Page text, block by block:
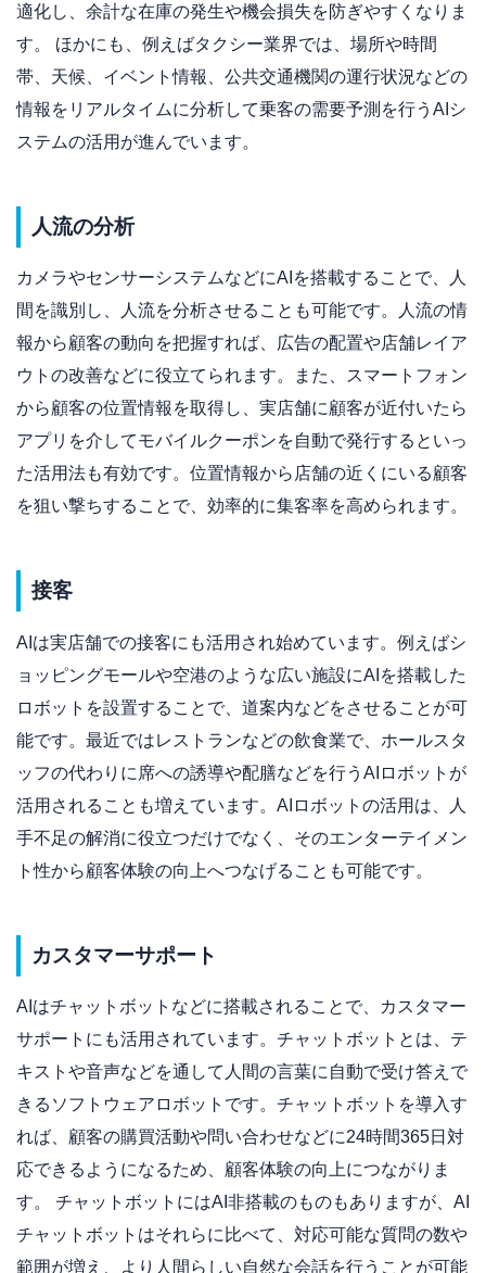
適化し、余計な在庫の発生や機会損失を防ぎやすくなりま
す。 ほかにも、例えばタクシー業界では、場所や時間
帯、天候、イベント情報、公共交通機関の運行状況などの
情報をリアルタイムに分析して乗客の需要予測を行うAIシ
ステムの活用が進んでいます。
人流の分析
カメラやセンサーシステムなどにAIを搭載することで、人
間を識別し、人流を分析させることも可能です。人流の情
報から顧客の動向を把握すれば、広告の配置や店舗レイア
ウトの改善などに役立てられます。また、スマートフォン
から顧客の位置情報を取得し、実店舗に顧客が近付いたら
アプリを介してモバイルクーポンを自動で発行するといっ
た活用法も有効です。位置情報から店舗の近くにいる顧客
を狙い撃ちすることで、効率的に集客率を高められます。
接客
AIは実店舗での接客にも活用され始めています。例えばシ
ョッピングモールや空港のような広い施設にAIを搭載した
ロボットを設置することで、道案内などをさせることが可
能です。最近ではレストランなどの飲食業で、ホールスタ
ッフの代わりに席への誘導や配膳などを行うAIロボットが
活用されることも増えています。AIロボットの活用は、人
手不足の解消に役立つだけでなく、そのエンターテイメン
ト性から顧客体験の向上へつなげることも可能です。
カスタマーサポート
AIはチャットボットなどに搭載されることで、カスタマー
サポートにも活用されています。チャットボットとは、テ
キストや音声などを通して人間の言葉に自動で受け答えで
きるソフトウェアロボットです。チャットボットを導入す
れば、顧客の購買活動や問い合わせなどに24時間365日対
応できるようになるため、顧客体験の向上につながりま
す。 チャットボットにはAI非搭載のものもありますが、AI
チャットボットはそれらに比べて、対応可能な質問の数や
範囲が増え、より人間らしい自然な会話を行うことが可能